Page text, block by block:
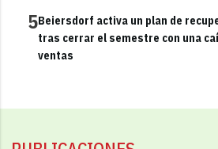
5Beiersdorf activa un plan de
tras cerrar el semestre con una
ventas